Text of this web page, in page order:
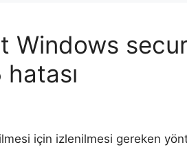
Windows
için izlenilmesi gereken